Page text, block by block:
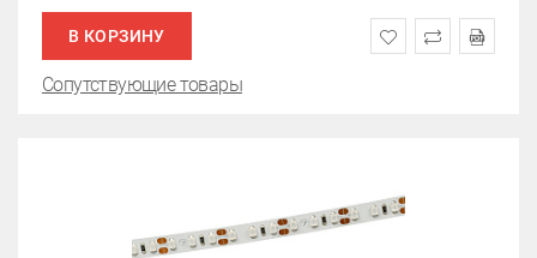
В КОРЗИНУ
Сопутствующие товары